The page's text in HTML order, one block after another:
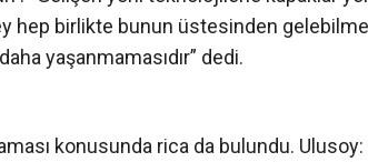
konusunda rica da bulundu. Ulusoy:
Topaca: Bayram sonrasında sana
üzerine Ulusoy; ben zararımın